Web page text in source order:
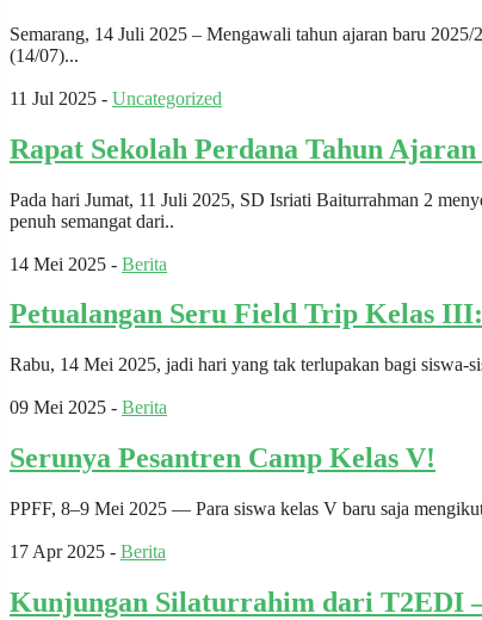
Semarang, 14 Juli 2025 – Mengawali tahun ajaran baru
(14/07)...
11 Jul 2025 - Uncategorized
Rapat Sekolah Perdana Tahun Ajaran
Pada hari Jumat, 11 Juli 2025, SD Isriati Baiturrahman 2
penuh semangat dari..
14 Mei 2025 - Berita
Petualangan Seru Field Trip Kelas
Rabu, 14 Mei 2025, jadi hari yang tak terlupakan bagi
09 Mei 2025 - Berita
Serunya Pesantren Camp Kelas V!
PPFF, 8–9 Mei 2025 — Para siswa kelas V baru saja
17 Apr 2025 - Berita
Kunjungan Silaturrahim dari T2EDI